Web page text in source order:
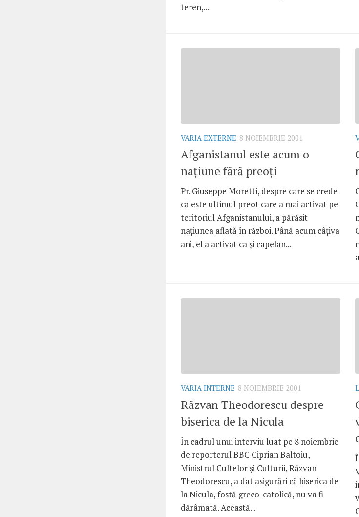
teren,...
VARIA EXTERNE 8 NOIEMBRIE 2001
Afganistanul este acum o
naţiune fără preoţi
Pr. Giuseppe Moretti, despre care se crede
că este ultimul preot care a mai activat pe
teritoriul Afganistanului, a părăsit
naţiunea aflată în război. Până acum câţiva
ani, el a activat ca şi capelan...
VARIA INTERNE 8 NOIEMBRIE 2001
Răzvan Theodorescu despre
biserica de la Nicula
În cadrul unui interviu luat pe 8 noiembrie
de reporterul BBC Ciprian Baltoiu,
Ministrul Cultelor şi Culturii, Răzvan
Theodorescu, a dat asigurări că biserica de
la Nicula, fostă greco-catolică, nu va fi
dărâmată. Această...